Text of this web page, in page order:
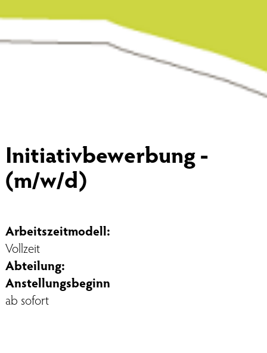
Initiativbewerbung -
(m/w/d)
Arbeitszeitmodell:
Vollzeit
Abteilung:
Anstellungsbeginn
ab sofort